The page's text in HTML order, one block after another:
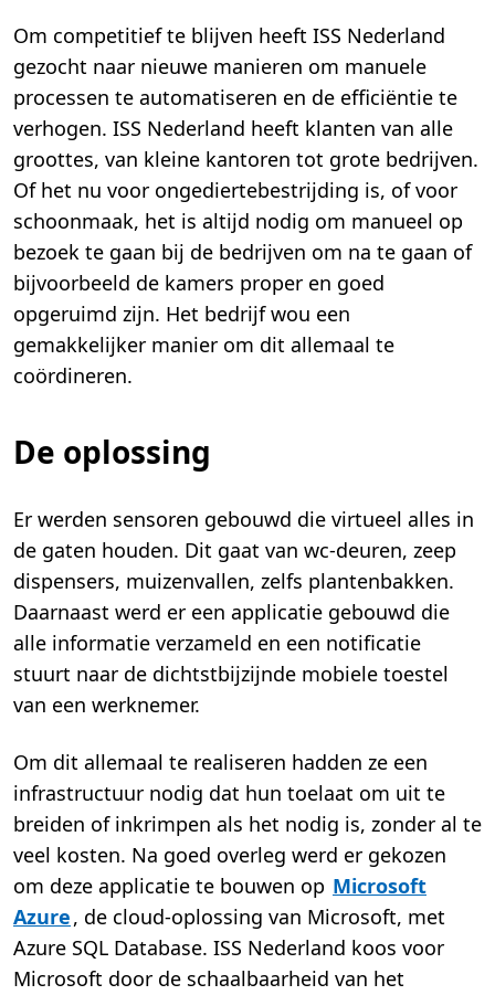
Om competitief te blijven heeft ISS Nederland
gezocht naar nieuwe manieren om manuele
processen te automatiseren en de efficiëntie te
verhogen. ISS Nederland heeft klanten van alle
groottes, van kleine kantoren tot grote bedrijven.
Of het nu voor ongediertebestrijding is, of voor
schoonmaak, het is altijd nodig om manueel op
bezoek te gaan bij de bedrijven om na te gaan of
bijvoorbeeld de kamers proper en goed
opgeruimd zijn. Het bedrijf wou een
gemakkelijker manier om dit allemaal te
coördineren.
De oplossing
Er werden sensoren gebouwd die virtueel alles in
de gaten houden. Dit gaat van wc-deuren, zeep
dispensers, muizenvallen, zelfs plantenbakken.
Daarnaast werd er een applicatie gebouwd die
alle informatie verzameld en een notificatie
stuurt naar de dichtstbijzijnde mobiele toestel
van een werknemer.
Om dit allemaal te realiseren hadden ze een
infrastructuur nodig dat hun toelaat om uit te
breiden of inkrimpen als het nodig is, zonder al te
veel kosten. Na goed overleg werd er gekozen
om deze applicatie te bouwen op Microsoft
Azure, de cloud-oplossing van Microsoft, met
Azure SQL Database. ISS Nederland koos voor
Microsoft door de schaalbaarheid van het